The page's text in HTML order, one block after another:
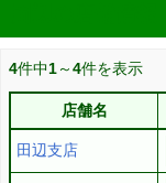
4件中1～4件を表示
店舗名
田辺支店